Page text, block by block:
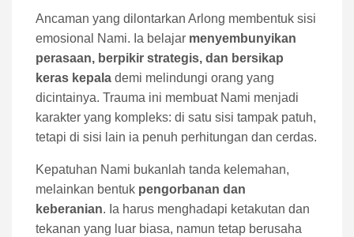
Ancaman yang dilontarkan Arlong membentuk sisi
emosional Nami. Ia belajar menyembunyikan
perasaan, berpikir strategis, dan bersikap
keras kepala demi melindungi orang yang
dicintainya. Trauma ini membuat Nami menjadi
karakter yang kompleks: di satu sisi tampak patuh,
tetapi di sisi lain ia penuh perhitungan dan cerdas.
Kepatuhan Nami bukanlah tanda kelemahan,
melainkan bentuk pengorbanan dan
keberanian. Ia harus menghadapi ketakutan dan
tekanan yang luar biasa, namun tetap berusaha